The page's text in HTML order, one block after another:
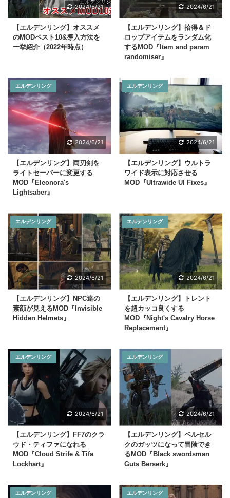
2024/6/21
【エルデンリング】オススメ
のMODベスト10&導入方法を
一挙紹介（2022年時点）
2024/6/21
【エルデンリング】拾得＆ド
ロップアイテムをランダム化
するMOD『Item and param
randomiser』
エルデンリング
2024/6/21
【エルデンリング】両刃剣を
ライトセーバーに変更する
MOD『Eleonora's
Lightsaber』
エルデンリング
2024/6/21
【エルデンリング】ウルトラ
ワイド表示に対応させる
MOD『Ultrawide UI Fixes』
エルデンリング
2024/6/21
【エルデンリング】NPC達の
素顔が見えるMOD『Invisible
Hidden Helmets』
エルデンリング
2024/6/21
【エルデンリング】トレント
を超カッコ良くする
MOD『Night's Cavalry Horse
Replacement』
エルデンリング
2024/6/21
【エルデンリング】FF7のクラ
ウド・ティファになれる
MOD『Cloud Strife & Tifa
Lockhart』
エルデンリング
2024/6/21
【エルデンリング】ベルセル
クのガッツになって冒険でき
るMOD『Black swordsman
Guts Berserk』
エルデンリング エルデンリング